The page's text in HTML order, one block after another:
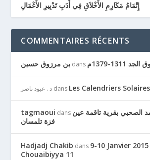
إِتْمَامُ مَكَارِمِ الأَخْلاَقِ فِي أَدَبِ تَدْبِيرِ الأَعْمَالِ
COMMENTAIRES RÉCENTS
بن مرزوق حسين dans 1311-1379م
د . عبود ناصر dans
tagmaoui dans الصحبي بقرية تاقمة عين
فزة تلمسان
Hadjadj Chakib dans 9-10 Janvier
Chouaibiyya 11